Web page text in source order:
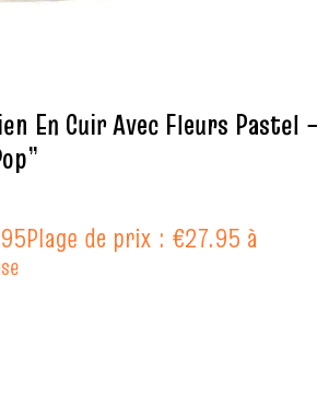
En Cuir Avec Fleurs Pastel –
Plage de prix : €27.95 à